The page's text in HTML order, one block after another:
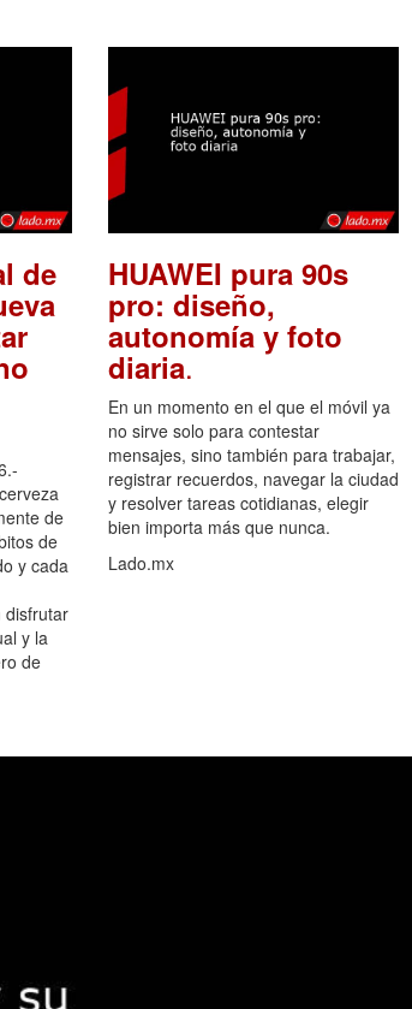
de
de
de
y cada
disfrutar
y la
de
HUAWEI pura 90s
pro: diseño,
autonomía y foto
diaria.
En un momento en el que el móvil ya
no sirve solo para contestar
mensajes, sino también para trabajar,
registrar recuerdos, navegar la ciudad
y resolver tareas cotidianas, elegir
bien importa más que nunca.
Lado.mx